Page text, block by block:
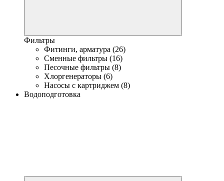
Фильтры
Фитинги, арматура (26)
Сменные фильтры (16)
Песочные фильтры (8)
Хлоргенераторы (6)
Насосы с картриджем (8)
Водоподготовка